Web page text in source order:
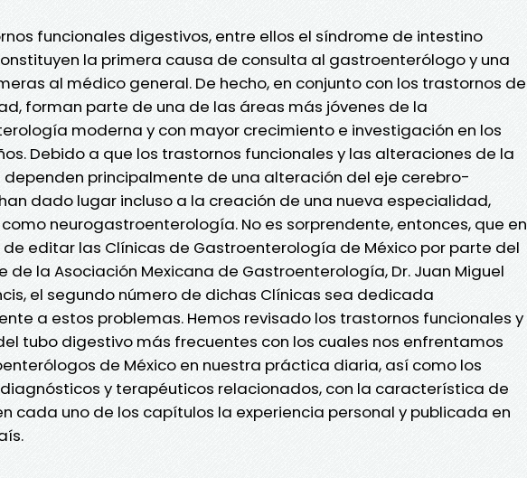
funcionales digestivos, entre ellos el síndrome de intestino
la primera causa de consulta al gastroenterólogo y una
al médico general. De hecho, en conjunto con los trastornos de
forman parte de una de las áreas más jóvenes de la
moderna y con mayor crecimiento e investigación en los
Debido a que los trastornos funcionales y las alteraciones de la
principalmente de una alteración del eje cerebro-
dado lugar incluso a la creación de una nueva especialidad,
neurogastroenterología. No es sorprendente, entonces, que en
editar las Clínicas de Gastroenterología de México por parte del
de la Asociación Mexicana de Gastroenterología, Dr. Juan Miguel
el segundo número de dichas Clínicas sea dedicada
a estos problemas. Hemos revisado los trastornos funcionales y
tubo digestivo más frecuentes con los cuales nos enfrentamos
de México en nuestra práctica diaria, así como los
y terapéuticos relacionados, con la característica de
cada uno de los capítulos la experiencia personal y publicada en